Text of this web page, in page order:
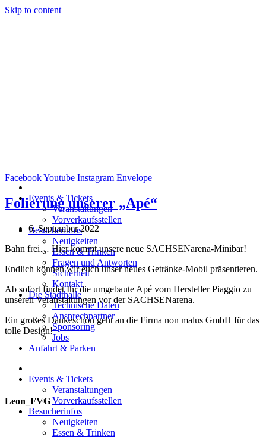
Skip to content
Events & Tickets
Veranstaltungen
Vorverkaufsstellen
Besucherinfos
Neuigkeiten
Essen & Trinken
Fragen und Antworten
Sicherheit
Kontakt
Die Stadthalle
Technische Daten
Ansprechpartner
Sponsoring
Jobs
Anfahrt & Parken
Events & Tickets
Veranstaltungen
Vorverkaufsstellen
Besucherinfos
Neuigkeiten
Essen & Trinken
FacebookYoutube Instagram Envelope
Folierung unserer „Apé“
6. September 2022
Bahn frei… Hier kommt unsere neue SACHSENarena-Minibar!
Endlich können wir euch unser neues Getränke-Mobil präsentieren.
Ab sofort findet Ihr die umgebaute Apé vom Hersteller Piaggio zu
unseren Veranstaltungen vor der SACHSENarena.
Ein großes Dankeschön geht an die Firma non malus GmbH für das
tolle Design!
Leon_FVG